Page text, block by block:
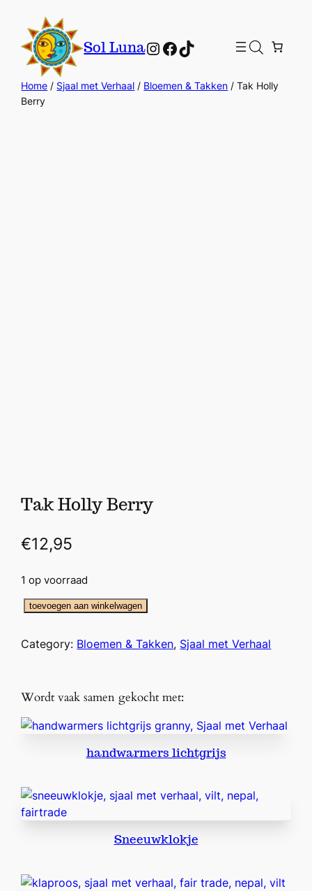
Sol LunaInstagram
Facebook
TikTok
Home / Sjaal met Verhaal / Bloemen & Takken / Tak Holly
Berry
Tak Holly Berry
€12,95
1 op voorraad
k
l
y
r
y
t
toevoegen aan winkelwagen
Category: Bloemen & Takken, Sjaal met Verhaal
Wordt vaak samen gekocht met:
handwarmers lichtgrijs
Sneeuwklokje